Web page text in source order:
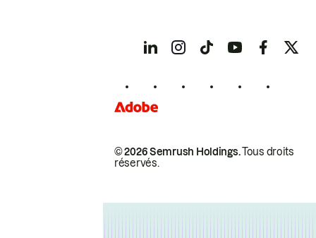
© 2026 Semrush Holdings.Tous droits
réservés.